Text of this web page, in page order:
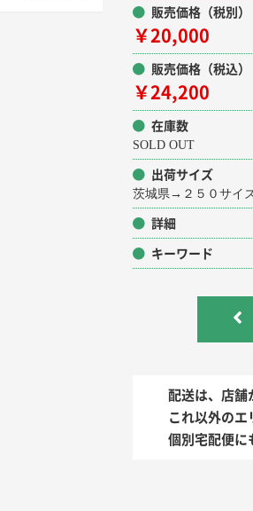
販売価格（税別）
￥20,000
販売価格（税込）
￥24,200
在庫数
SOLD OUT
出荷サイズ
茨城県→２５０サイ
詳細
キーワード
配送は、店
これ以外のエ
個別宅配便に